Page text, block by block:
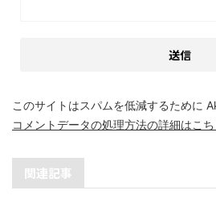
このサイトはスパムを低減するために
コメントデータの処理方法の詳細はこ
関連記事